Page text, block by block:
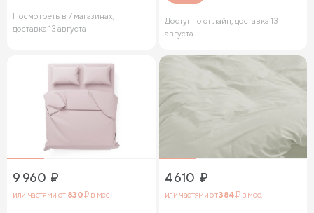
Посмотреть в 7 магазинах,
доставка 13 августа
Доступно онлайн, доставка 13
августа
9 960 ₽
или частями от 830₽ в мес.
4 610 ₽
или частями от384₽ в мес.